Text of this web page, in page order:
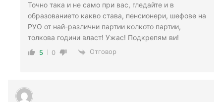
Точно така и не само при вас, гледайте и в
образованието какво става, пенсионери, шефове на
РУО от най-различни партии колкото партии,
толкова години власт! Ужас! Подкрепям ви!
5 0 Отговор